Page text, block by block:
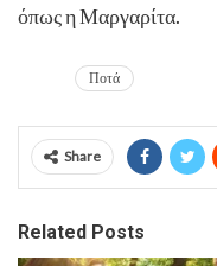
όπως η Μαργαρίτα.
Ποτά
Share
Related Posts